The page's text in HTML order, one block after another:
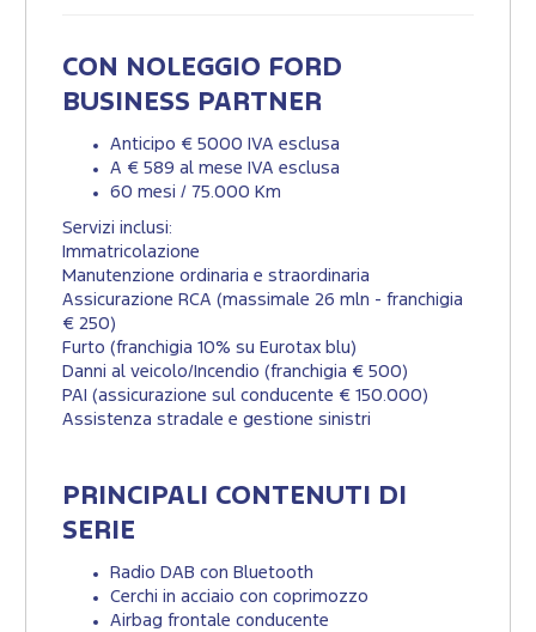
CON NOLEGGIO FORD
BUSINESS PARTNER
Anticipo € 5000 IVA esclusa
A € 589 al mese IVA esclusa
60 mesi / 75.000 Km
Servizi inclusi:
Immatricolazione
Manutenzione ordinaria e straordinaria
Assicurazione RCA (massimale 26 mln - franchigia
€ 250)
Furto (franchigia 10% su Eurotax blu)
Danni al veicolo/Incendio (franchigia € 500)
PAI (assicurazione sul conducente € 150.000)
Assistenza stradale e gestione sinistri
PRINCIPALI CONTENUTI DI
SERIE
Radio DAB con Bluetooth
Cerchi in acciaio con coprimozzo
Airbag frontale conducente